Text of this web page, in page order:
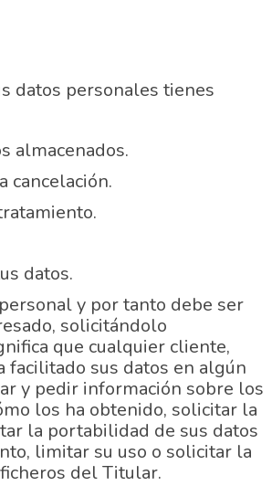
datos personales tienes
almacenados.
cancelación.
datos.
y por tanto debe ser
solicitándolo
que cualquier cliente,
facilitado sus datos en algún
y pedir información sobre los
los ha obtenido, solicitar la
la portabilidad de sus datos
limitar su uso o solicitar la
del Titular.